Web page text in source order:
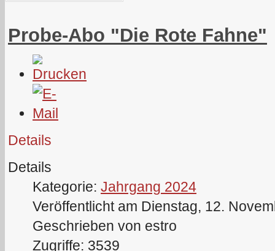
Probe-Abo "Die Rote Fahne"
Details
Details
Kategorie: Jahrgang 2024
Veröffentlicht am Dienstag, 12.
Geschrieben von estro
Zugriffe: 3539